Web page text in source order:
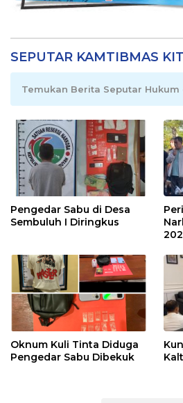
SEPUTAR KAMTIBMAS
Temukan Berita Seputar Hukum
Pengedar Sabu di Desa
Sembuluh I Diringkus
Oknum Kuli Tinta Diduga
Pengedar Sabu Dibekuk